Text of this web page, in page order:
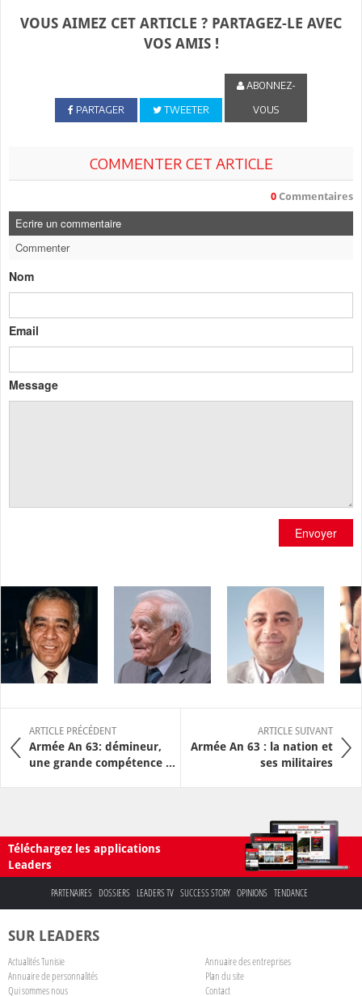
VOUS AIMEZ CET ARTICLE ? PARTAGEZ-LE AVEC
VOS AMIS !
PARTAGER TWEETER
ABONNEZ-
VOUS
COMMENTER CET ARTICLE
0 Commentaires
Ecrire un commentaire
Commenter
Nom
Email
Message
Envoyer
ARTICLE PRÉCÉDENT
Armée An 63: démineur,
une grande compétence ...
ARTICLE SUIVANT
Armée An 63 : la nation et
ses militaires
Téléchargez les applications
Leaders
PARTENAIRES DOSSIERS LEADERS TV SUCCESS STORY OPINIONS TENDANCE
SUR LEADERS
Actualités Tunisie
Annuaire des entreprises
Annuaire de personnalités
Plan du site
Qui sommes nous
Contact